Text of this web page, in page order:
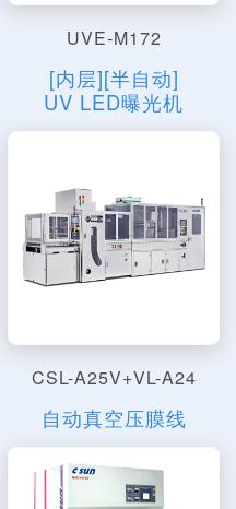
UVE-M172
[内层][半自动]
UV LED曝光机
CSL-A25V+VL-A24
自动真空压膜线